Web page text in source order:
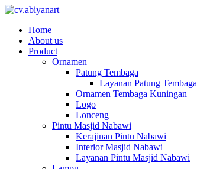
Home
About us
Product
Ornamen
Patung Tembaga
Layanan Patung Tembaga
Ornamen Tembaga Kuningan
Logo
Lonceng
Pintu Masjid Nabawi
Kerajinan Pintu Nabawi
Interior Masjid Nabawi
Layanan Pintu Masjid Nabawi